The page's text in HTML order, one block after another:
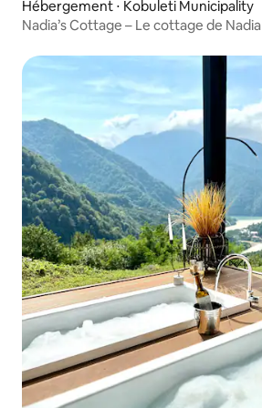
Hébergement ⋅ Kobuleti Municipality
Nadia’s Cottage – Le cottage de Nadia